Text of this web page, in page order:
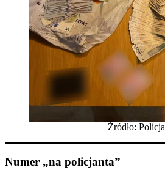
Źródło: Policja
Numer „na policjanta”